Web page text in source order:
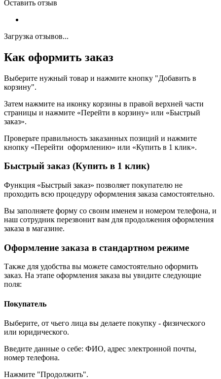
Оставить отзыв
Загрузка отзывов...
Как оформить заказ
Выберите нужный товар и нажмите кнопку "Добавить в
корзину".
Затем нажмите на иконку корзины в правой верхней части
страницы и нажмите «Перейти в корзину» или «Быстрый
заказ».
Проверьте правильность заказанных позиций и нажмите
кнопку «Перейти оформлению» или «Купить в 1 клик».
Быстрый заказ (Купить в 1 клик)
Функция «Быстрый заказ» позволяет покупателю не
проходить всю процедуру оформления заказа самостоятельно.
Вы заполняете форму со своим именем и номером телефона, и
наш сотрудник перезвонит вам для продолжения оформления
заказа в магазине.
Оформление заказа в стандартном режиме
Также для удобства вы можете самостоятельно оформить
заказ. На этапе оформления заказа вы увидите следующие
поля:
Покупатель
Выберите, от чьего лица вы делаете покупку - физического
или юридического.
Введите данные о себе: ФИО, адрес электронной почты,
номер телефона.
Нажмите "Продолжить".